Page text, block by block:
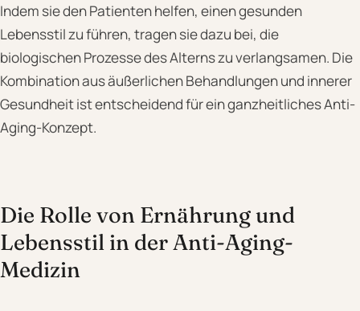
Indem sie den Patienten helfen, einen gesunden
Lebensstil zu führen, tragen sie dazu bei, die
biologischen Prozesse des Alterns zu verlangsamen. Die
Kombination aus äußerlichen Behandlungen und innerer
Gesundheit ist entscheidend für ein ganzheitliches Anti-
Aging-Konzept.
Die Rolle von Ernährung und
Lebensstil in der Anti-Aging-
Medizin